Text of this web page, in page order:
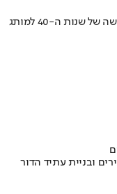
איך אסם הפכה את תקופת הצנע והמחסור הקשה של שנות ה-40 למותג
ובניית עתיד הדור